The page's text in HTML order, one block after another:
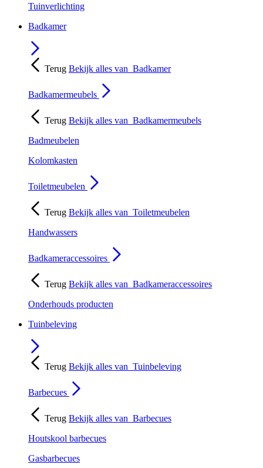
Tuinverlichting
Badkamer
Terug Bekijk alles van Badkamer
Badkamermeubels
Terug Bekijk alles van Badkamermeubels
Badmeubelen
Kolomkasten
Toiletmeubelen
Terug Bekijk alles van Toiletmeubelen
Handwassers
Badkameraccessoires
Terug Bekijk alles van Badkameraccessoires
Onderhouds producten
Tuinbeleving
Terug Bekijk alles van Tuinbeleving
Barbecues
Terug Bekijk alles van Barbecues
Houtskool barbecues
Gasbarbecues